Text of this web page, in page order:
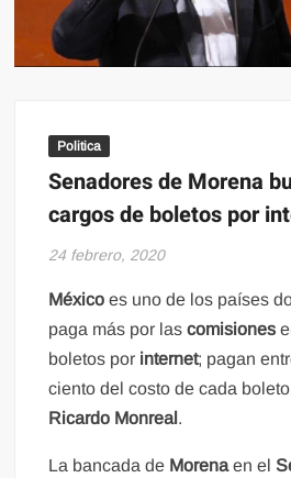
Politica
Senadores de Morena
cargos de boletos por
24 febrero, 2020
Méxicoes uno de los países
paga más por lascomisiones
boletos por internet; pagan
ciento del costo de cada
Ricardo Monreal .
La bancada de Morenaen el